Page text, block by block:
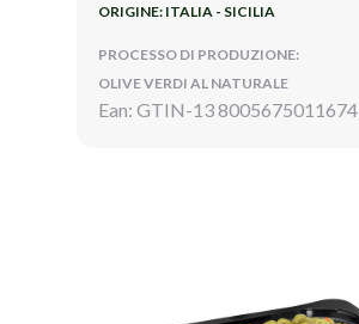
ORIGINE: ITALIA - SICILIA
PROCESSO DI PRODUZIONE:
OLIVE VERDI AL NATURALE
Ean: GTIN-13 8005675011674